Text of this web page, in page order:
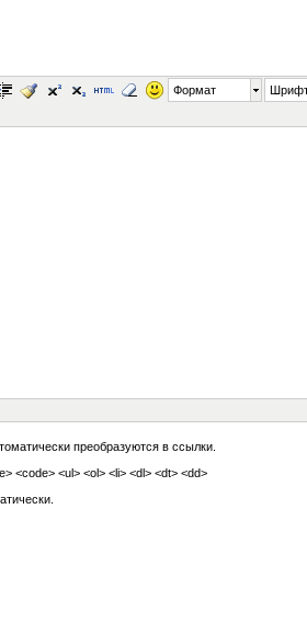
Формат
преобразуются в ссылки.
<code> <ul> <ol> <li> <dl> <dt> <dd>